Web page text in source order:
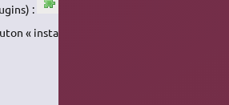
:
« install »